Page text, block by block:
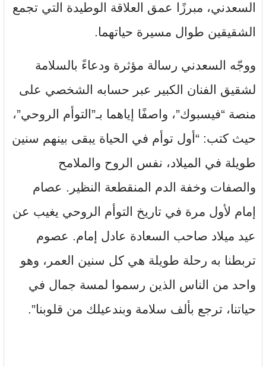
السعدني، مبرزًا عمق العلاقة الوطيدة التي تجمع
الشقيقين طوال مسيرة حياتهما.
ووجّه السعدني رسالة مؤثرة ودعاءً بالسلامة
لشقيق الفنان الكبير عبر حسابه الشخصي على
منصة “فيسبوك”، واصفًا إياهما بـ”التوأم الروحي”،
حيث كتب: “أول توأم في الحياة يبقى بينهم سنين
طويلة في الميلاد، نفس الروح والملامح
والصفات وخفة الدم المنقطعة النظير. عصام
إمام لأول مرة في تاريخ التوأم الروحي يغيب عن
عيد ميلاد صاحب السعادة عادل إمام. عصوم
تربطنا به رحلة طويلة هي كل سنين العمر، وهو
واحد من الناس الذين رسموا لمسة جمال في
حياتنا، ترجع بألف سلامة وبندعيلك من قلوبنا”.